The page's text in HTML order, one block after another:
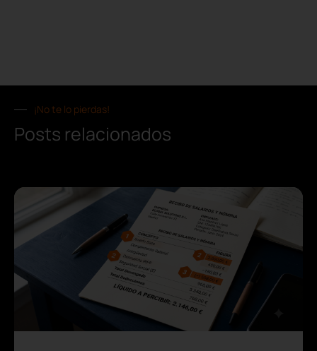
¡No te lo pierdas!
Posts relacionados